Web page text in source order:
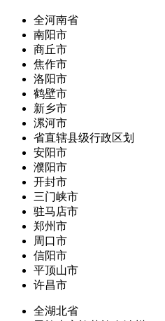
全河南省
南阳市
商丘市
焦作市
洛阳市
鹤壁市
新乡市
漯河市
省直辖县级行政区划
安阳市
濮阳市
开封市
三门峡市
驻马店市
郑州市
周口市
信阳市
平顶山市
许昌市
全湖北省